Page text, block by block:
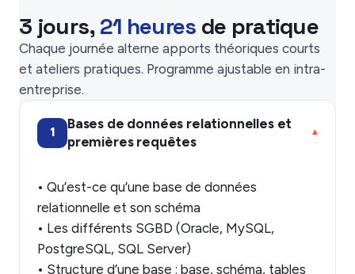
3 jours,21 heures de pratique
Chaque journée alterne apports théoriques courts
et ateliers pratiques. Programme ajustable en intra-
entreprise.
1
Bases de données relationnelles et
premières requêtes
▾
• Qu’est-ce qu’une base de données
relationnelle et son schéma
• Les différents SGBD (Oracle, MySQL,
PostgreSQL, SQL Server)
• Structure d’une base : base, schéma, tables